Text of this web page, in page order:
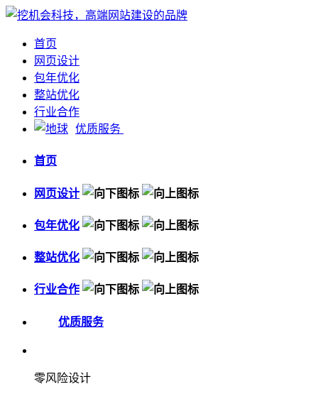
首页
网页设计
包年优化
整站优化
行业合作
优质服务
首页
网页设计
包年优化
整站优化
行业合作
优质服务
零风险设计